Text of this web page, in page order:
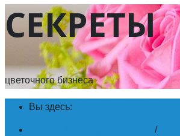
СЕКРЕТЫ
цветочного бизнеса
Вы здесь:
/